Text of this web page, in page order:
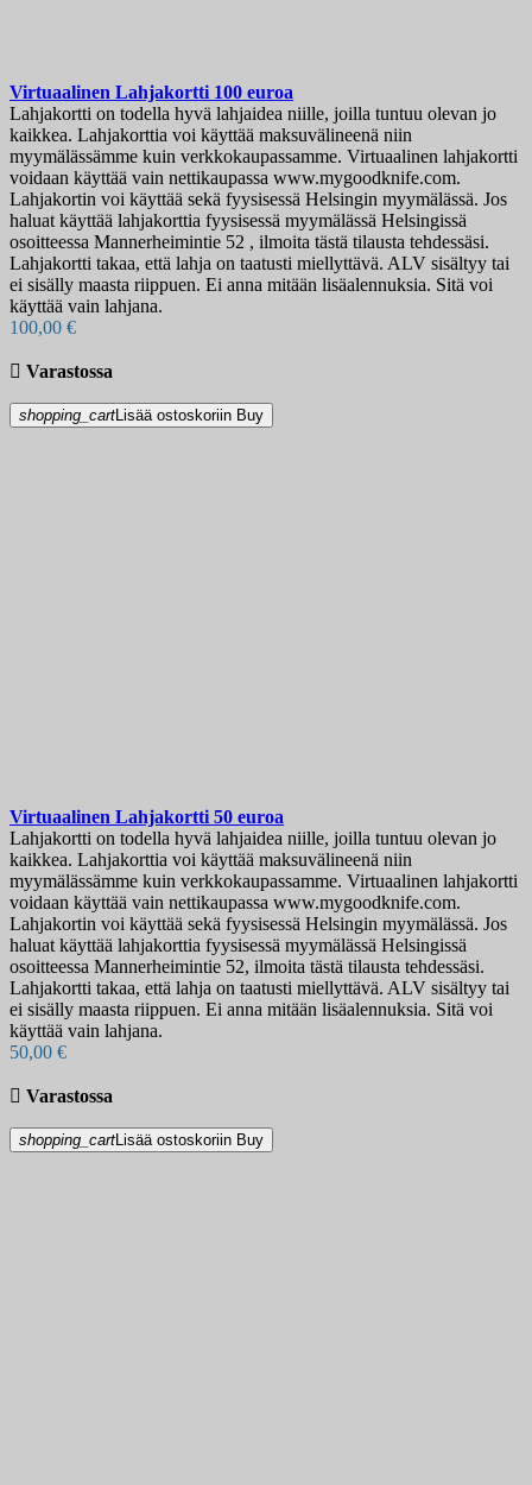
Terän pituus, mm
Näytä tuotteet3
Virtuaalinen Lahjakortti 100 euroa
Lahjakortti on todella hyvä lahjaidea niille, joilla tuntuu olevan jo
kaikkea. Lahjakorttia voi käyttää maksuvälineenä niin
myymälässämme kuin verkkokaupassamme. Virtuaalinen lahjakortti
voidaan käyttää vain nettikaupassa www.mygoodknife.com.
Lahjakortin voi käyttää sekä fyysisessä Helsingin myymälässä. Jos
haluat käyttää lahjakorttia fyysisessä myymälässä Helsingissä
osoitteessa Mannerheimintie 52 , ilmoita tästä tilausta tehdessäsi.
Lahjakortti takaa, että lahja on taatusti miellyttävä. ALV sisältyy tai
ei sisälly maasta riippuen. Ei anna mitään lisäalennuksia. Sitä voi
käyttää vain lahjana.
100,00 €
 Varastossa
shopping_cartLisää ostoskoriin Buy
Virtuaalinen Lahjakortti 50 euroa
Lahjakortti on todella hyvä lahjaidea niille, joilla tuntuu olevan jo
kaikkea. Lahjakorttia voi käyttää maksuvälineenä niin
myymälässämme kuin verkkokaupassamme. Virtuaalinen lahjakortti
voidaan käyttää vain nettikaupassa www.mygoodknife.com.
Lahjakortin voi käyttää sekä fyysisessä Helsingin myymälässä. Jos
haluat käyttää lahjakorttia fyysisessä myymälässä Helsingissä
osoitteessa Mannerheimintie 52, ilmoita tästä tilausta tehdessäsi.
Lahjakortti takaa, että lahja on taatusti miellyttävä. ALV sisältyy tai
ei sisälly maasta riippuen. Ei anna mitään lisäalennuksia. Sitä voi
käyttää vain lahjana.
50,00 €
 Varastossa
shopping_cartLisää ostoskoriin Buy